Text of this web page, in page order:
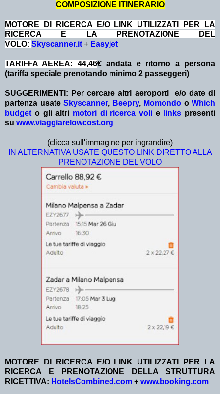
COMPOSIZIONE ITINERARIO
MOTORE DI RICERCA E/O LINK UTILIZZATI PER LA
RICERCA E LA PRENOTAZIONE DEL
VOLO: Skyscanner.it + Easyjet
TARIFFA AEREA: 44,46€ andata e ritorno a persona
(tariffa speciale prenotando minimo 2 passeggeri)
SUGGERIMENTI: Per cercare altri aeroporti e/o date di
partenza usate Skyscanner, Beepry, Momondo o Which
budget o gli altri motori di ricerca voli e links presenti
su www.viaggiarelowcost.org
(clicca sull'immagine per ingrandire)
IN ALTERNATIVA USATE QUESTO LINK DIRETTO ALLA
PRENOTAZIONE DEL VOLO
MOTORE DI RICERCA E/O LINK UTILIZZATI PER LA
RICERCA E PRENOTAZIONE DELLA STRUTTURA
RICETTIVA: HotelsCombined.com + www.booking.com